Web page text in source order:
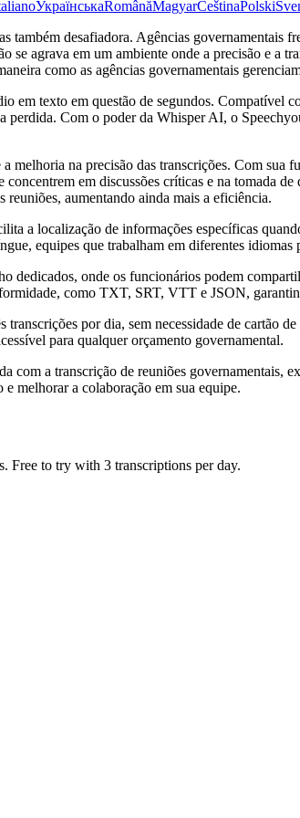
УкраїнськаRomânăMagyarČeštinaPolski
também desafiadora. Agências governamentais
se agrava em um ambiente onde a precisão e
como as agências governamentais
em texto em questão de segundos.
Com o poder da Whisper AI, o
melhoria na precisão das transcrições. Com sua
em discussões críticas e na tomada
reuniões, aumentando ainda mais a eficiência.
a localização de informações específicas
equipes que trabalham em diferentes
dedicados, onde os funcionários podem
como TXT, SRT, VTT e JSON,
por dia, sem necessidade de cartão
para qualquer orçamento governamental.
com a transcrição de reuniões
melhorar a colaboração em sua equipe.
Free to try with 3 transcriptions per day.